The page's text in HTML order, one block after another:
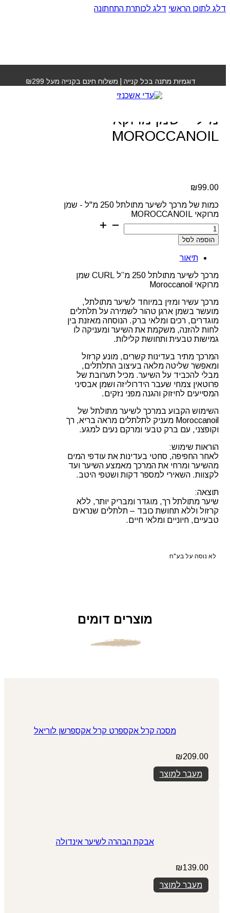
דלג לתוכן הראשי דלג לכותרת התחתונה
דוגמיות מתנה בכל קנייה | משלוח חינם בקנייה מעל ₪299מרוקאי MOROCCANOIL
מ"ל – שמן מרוקאי
MOROCCANOIL
₪99.00
כמות של מרכך לשיער מתולתל 250 מ"ל - שמן
מרוקאי MOROCCANOIL
הוספה לסל
תיאור
מרכך לשיער מתולתל 250 מ”ל CURL שמן
מרוקאי Moroccanoil
מרכך עשיר ומזין במיוחד לשיער מתולתל,
מועשר בשמן ארגן טהור לשמירה על תלתלים
מוגדרים, רכים ומלאי ברק. הנוסחה מאזנת בין
לחות להזנה, משקמת את השיער ומעניקה לו
גמישות טבעית ותחושת קלילות.
המרכך מתיר בעדינות קשרים, מונע קרזול
ומאפשר שליטה מלאה בעיצוב התלתלים,
מבלי להכביד על השיער. מכיל תערובת של
פרוטאין צמחי שעבר הידרוליזה ושמן אבסיני
המסייעים לחיזוק והגנה מפני נזקים.
השימוש הקבוע במרכך לשיער מתולתל של
Moroccanoil מעניק לתלתלים מראה בריא, רך
וקופצני, עם ברק טבעי ומרקם נעים למגע.
הוראות שימוש:
לאחר החפיפה, סחטי בעדינות את עודפי המים
מהשיער ומרחי את המרכך מאמצע השיער ועד
לקצוות. השאירי למספר דקות ושטפי היטב.
תוצאה:
שיער מתולתל רך, מוגדר ומבריק יותר, ללא
קרזול וללא תחושת כובד – תלתלים שנראים
טבעיים, חיוניים ומלאי חיים.
לא נוסה על בע"ח
מוצרים דומים
מסכה קרל אקספרט קרל אקספרשן לוריאל
₪209.00
מעבר למוצר
אבקת הבהרה לשיער אינדולה
₪139.00
מעבר למוצר